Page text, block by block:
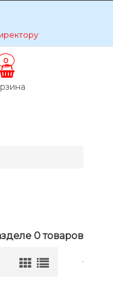
0
0 товаров